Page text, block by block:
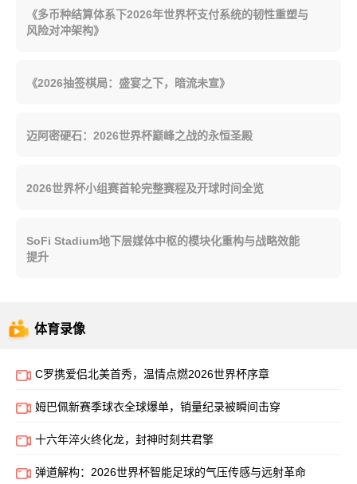
《多币种结算体系下2026年世界杯支付系统的韧性重塑与
风险对冲架构》
《2026抽签棋局：盛宴之下，暗流未宣》
迈阿密硬石：2026世界杯巅峰之战的永恒圣殿
2026世界杯小组赛首轮完整赛程及开球时间全览
SoFi Stadium地下层媒体中枢的模块化重构与战略效能
提升
体育录像
C罗携爱侣北美首秀，温情点燃2026世界杯序章
姆巴佩新赛季球衣全球爆单，销量纪录被瞬间击穿
十六年淬火终化龙，封神时刻共君擎
弹道解构：2026世界杯智能足球的气压传感与远射革命